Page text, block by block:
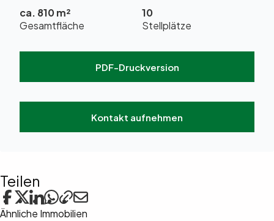
ca. 810 m²
Gesamtfläche
10
Stellplätze
PDF-Druckversion
Kontakt aufnehmen
Teilen
Ähnliche Immobilien